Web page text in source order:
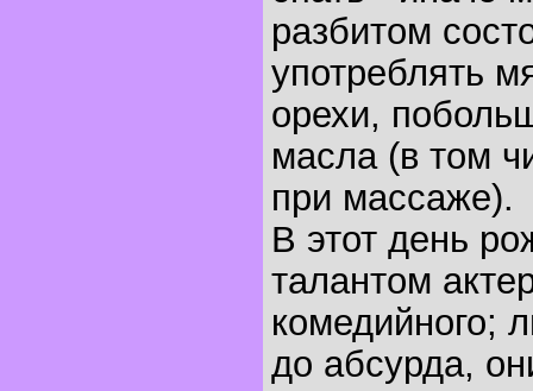
разбитом
употреблять
орехи,
масла (в том
при массаже).
В этот день
талантом
комедийного;
до абсурда,